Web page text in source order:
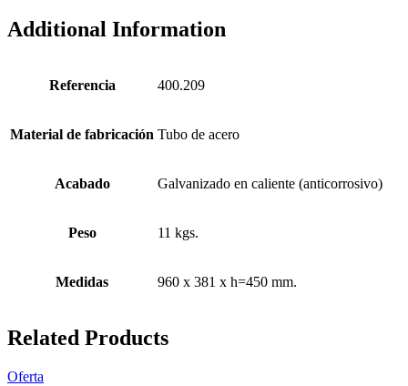
Additional Information
Referencia 400.209
Material de fabricación Tubo de acero
Acabado Galvanizado en caliente (anticorrosivo)
Peso 11 kgs.
Medidas 960 x 381 x h=450 mm.
Related Products
Oferta